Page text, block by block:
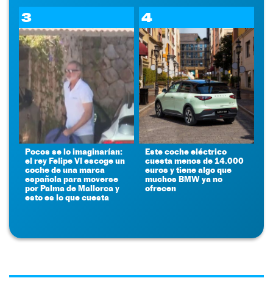
3
Pocos se lo imaginarían:
el rey Felipe VI escoge un
coche de una marca
española para moverse
por Palma de Mallorca y
esto es lo que cuesta
4
Este coche eléctrico
cuesta menos de 14.000
euros y tiene algo que
muchos BMW ya no
ofrecen